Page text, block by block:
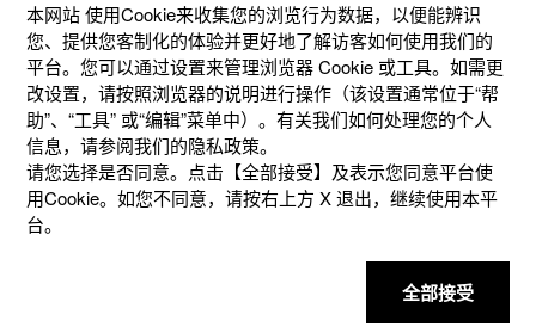
资讯
社交媒体
© 2025 卡西欧（中国）贸易有限公司 CASIO(China) Co., Ltd
本网站 使⽤Cookie来收集您的浏览⾏为数据，以便能辨识
您、提供您客制化的体验并更好地了解访客如何使⽤我们的
平台。您可以通过设置来管理浏览器 Cookie 或⼯具。如需更
改设置，请按照浏览器的说明进⾏操作（该设置通常位于“帮
助”、“⼯具” 或“编辑”菜单中）。有关我们如何处理您的个⼈
信息，请参阅我们的隐私政策。
请您选择是否同意。点击【全部接受】及表示您同意平台使
用Cookie。如您不同意，请按右上⽅ X 退出，继续使⽤本平
台。
全部接受